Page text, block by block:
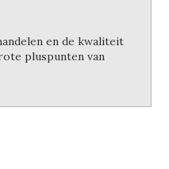
en de kwaliteit
pluspunten van